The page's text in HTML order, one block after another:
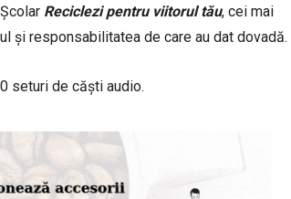
Reciclezi pentru viitorul tău, cei mai
și responsabilitatea de care au dat dovadă.
seturi de căști audio.